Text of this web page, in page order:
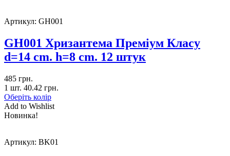
Артикул: GH001
GH001 Хризантема Преміум Класу
d=14 cm. h=8 cm. 12 штук
485 грн.
1 шт. 40.42 грн.
Оберіть колір
Add to Wishlist
Новинка!
Артикул: BK01